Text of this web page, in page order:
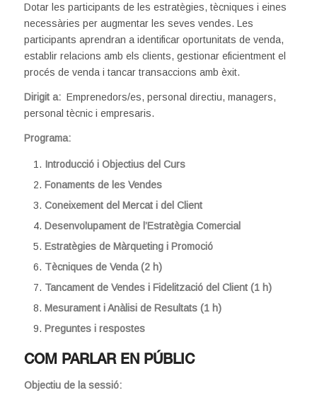
Dotar les participants de les estratègies, tècniques i eines
necessàries per augmentar les seves vendes. Les
participants aprendran a identificar oportunitats de venda,
establir relacions amb els clients, gestionar eficientment el
procés de venda i tancar transaccions amb èxit.
Dirigit a: Emprenedors/es, personal directiu, managers,
personal tècnic i empresaris.
Programa:
Introducció i Objectius del Curs
Fonaments de les Vendes
Coneixement del Mercat i del Client
Desenvolupament de l’Estratègia Comercial
Estratègies de Màrqueting i Promoció
Tècniques de Venda (2 h)
Tancament de Vendes i Fidelització del Client (1 h)
Mesurament i Anàlisi de Resultats (1 h)
Preguntes i respostes
COM PARLAR EN PÚBLIC
Objectiu de la sessió: